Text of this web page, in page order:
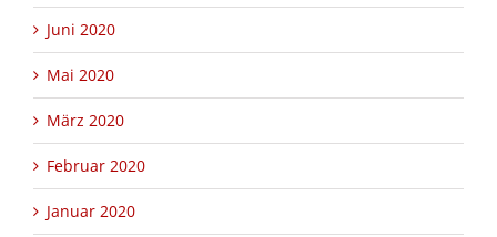
Juni 2020
Mai 2020
März 2020
Februar 2020
Januar 2020